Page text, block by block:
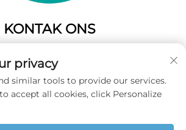
KONTAK ONS
privacy
similar tools to provide our services.
accept all cookies, click Personalize